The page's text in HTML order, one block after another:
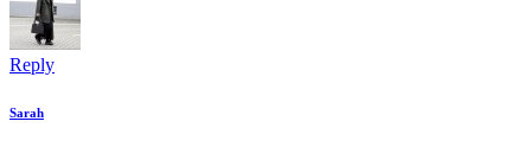
Reply
Sarah